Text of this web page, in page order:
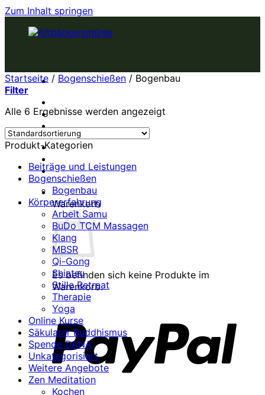
Zum Inhalt springen
ZEN
ZENKITCHEN
BOGENSCHIESSEN
Warenkorb
Es befinden sich keine Produkte im
Warenkorb.
Startseite / Bogenschießen / Bogenbau
Filter
Alle 6 Ergebnisse werden angezeigt
Produkt-Kategorien
Beiträge und Leistungen
Bogenschießen
Bogenbau
Körpererfahrung
Arbeit Samu
BuDo TCM Massagen
Klang
MBSR
Qi-Gong
Shiatsu
Stille Retreat
Therapie
Yoga
Online Kurse
Säkularer Buddhismus
Spende DANA
Unkategorisiert
Weitere Angebote
Zen Meditation
Kochen